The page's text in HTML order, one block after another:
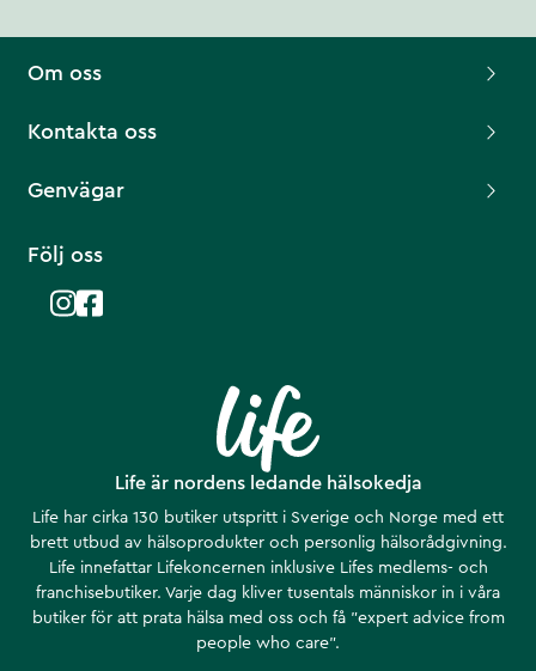
Life är nordens ledande hälsokedja
Life har cirka 130 butiker utspritt i Sverige och Norge med ett
brett utbud av hälsoprodukter och personlig hälsorådgivning.
Life innefattar Lifekoncernen inklusive Lifes medlems- och
franchisebutiker. Varje dag kliver tusentals människor in i våra
butiker för att prata hälsa med oss och få ”expert advice from
people who care”.
Om oss
Kontakta oss
Genvägar
Följ oss